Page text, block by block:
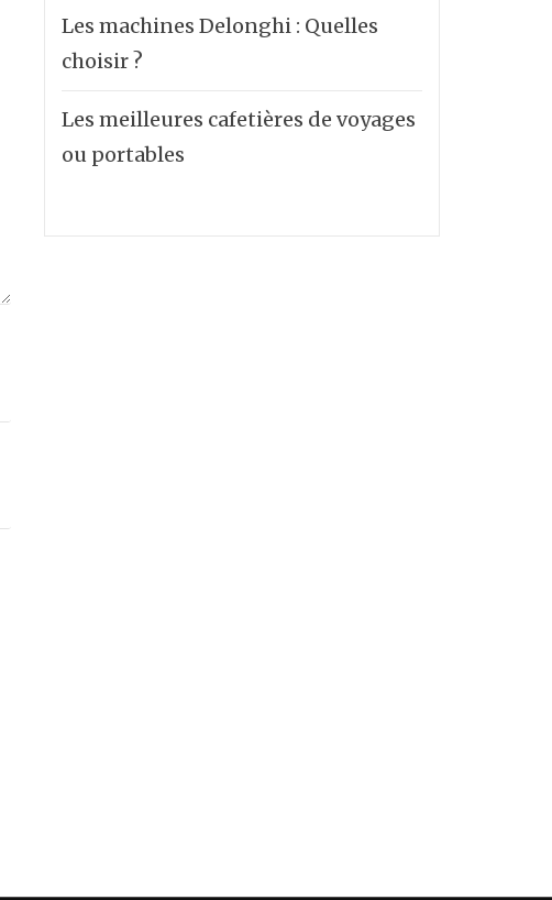
Les machines Delonghi : Quelles
choisir ?
Les meilleures cafetières de voyages
ou portables